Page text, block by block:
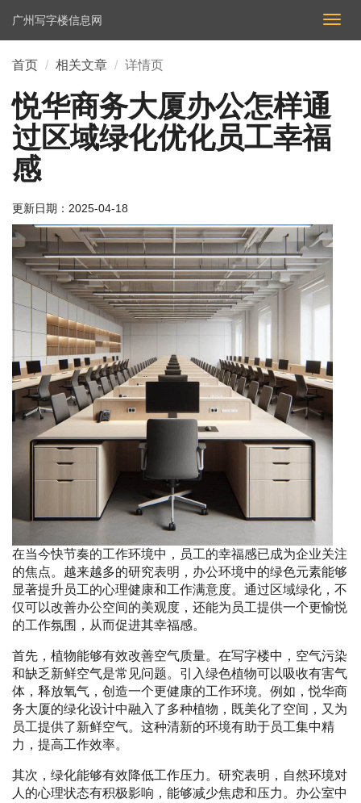
切
换
广州写字楼信息网
首页 相关文章 详情页
悦华商务大厦办公怎样通
过区域绿化优化员工幸福
感
更新日期： 2025-04-18
在当今快节奏的工作环境中，员工的幸福感已成为企业关注
的焦点。越来越多的研究表明，办公环境中的绿色元素能够
显著提升员工的心理健康和工作满意度。通过区域绿化，不
仅可以改善办公空间的美观度，还能为员工提供一个更愉悦
的工作氛围，从而促进其幸福感。
首先，植物能够有效改善空气质量。在写字楼中，空气污染
和缺乏新鲜空气是常见问题。引入绿色植物可以吸收有害气
体，释放氧气，创造一个更健康的工作环境。例如，悦华商
务大厦的绿化设计中融入了多种植物，既美化了空间，又为
员工提供了新鲜空气。这种清新的环境有助于员工集中精
力，提高工作效率。
其次，绿化能够有效降低工作压力。研究表明，自然环境对
人的心理状态有积极影响，能够减少焦虑和压力。办公室中